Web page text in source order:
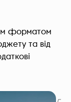
форматом
та від